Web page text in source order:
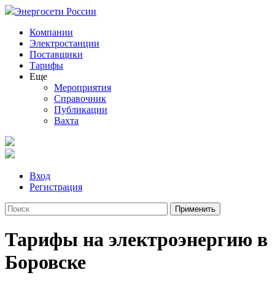
Энергосети России
Компании
Электростанции
Поставщики
Тарифы
Еще
Мероприятия
Справочник
Публикации
Вахта
Вход
Регистрация
Тарифы на электроэнергию в
Боровске